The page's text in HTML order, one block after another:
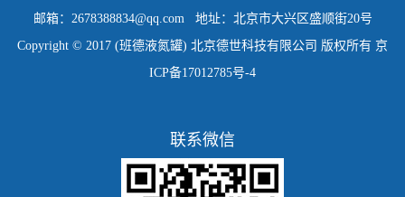
邮箱：2678388834@qq.com 地址：北京市大兴区盛顺街20号
Copyright © 2017 (班德液氮罐) 北京德世科技有限公司 版权所有 京
ICP备17012785号-4
联系微信